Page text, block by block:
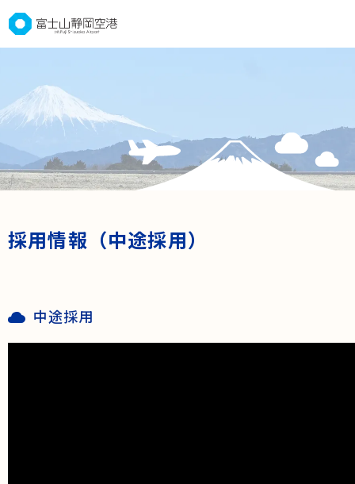
グ
ロ
ル
ナ
ゲ
ー
ョ
ン
本
文
ロ
ー
ナ
ビ
ー
シ
ン
へ
フ
ッ
へ
採用情報（中途採用）
中途採用